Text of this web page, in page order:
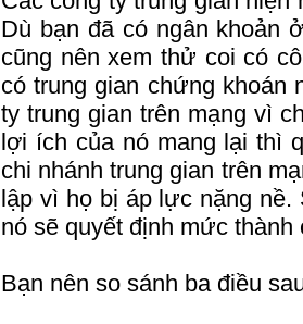
Dù bạn đã có ngân khoản
cũng nên xem thử coi có
có trung gian chứng khoán
ty trung gian trên mạng vì
lợi ích của nó mang lại thì
chi nhánh trung gian trên
lập vì họ bị áp lực nặng
nó sẽ quyết định mức thành
Bạn nên so sánh ba điều